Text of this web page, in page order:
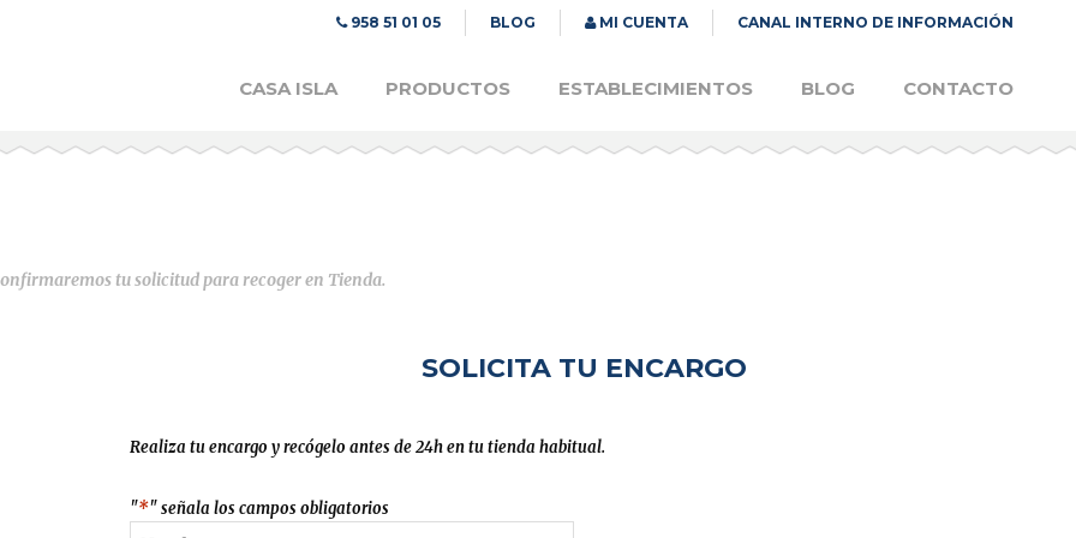
958 51 01 05 BLOG MI CUENTA CANAL INTERNO DE INFORMACIÓN
CASA ISLA PRODUCTOS ESTABLECIMIENTOS BLOG CONTACTO
tu solicitud para recoger en Tienda.
SOLICITA TU ENCARGO
Realiza tu encargo y recógelo antes de 24h en tu tienda habitual.
"*" señala los campos obligatorios